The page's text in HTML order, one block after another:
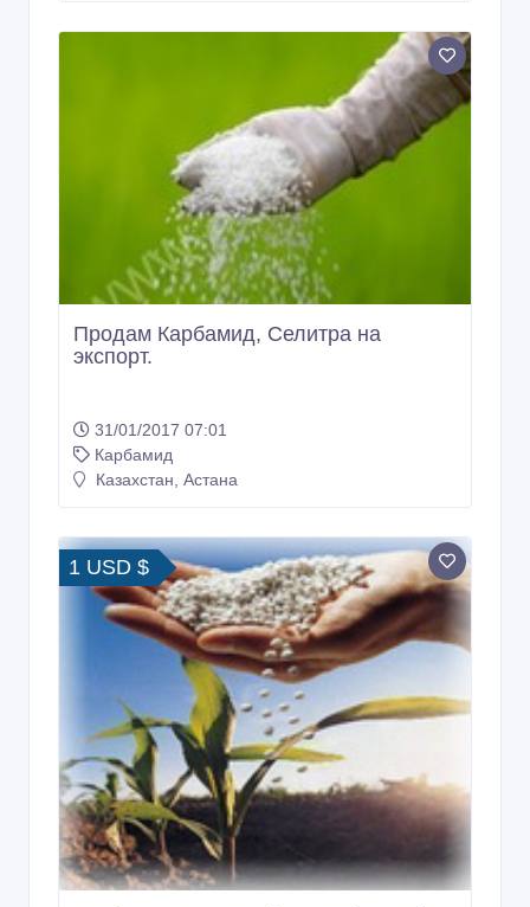
Продам Карбамид, Селитра на
экспорт.
31/01/2017 07:01
Карбамид
Казахстан, Астана
1 USD $